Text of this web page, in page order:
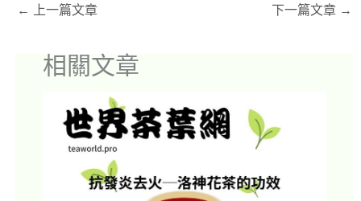
← 上一篇文章 下一篇文章 →
相關文章